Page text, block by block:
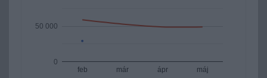
feb már ápr máj
0
50 000